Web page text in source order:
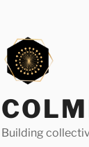
Building